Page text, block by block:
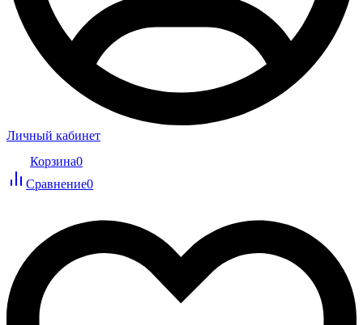
Личный кабинет
Корзина0
Сравнение0